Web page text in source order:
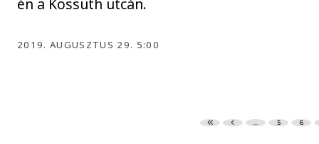
én a Kossuth utcán.
2019. AUGUSZTUS 29. 5:00
... 5 6